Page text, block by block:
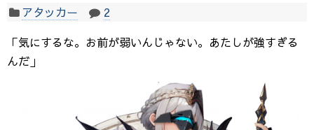
アタッカー
2
「気にするな。お前が弱いんじゃない。あたしが強すぎる
んだ」